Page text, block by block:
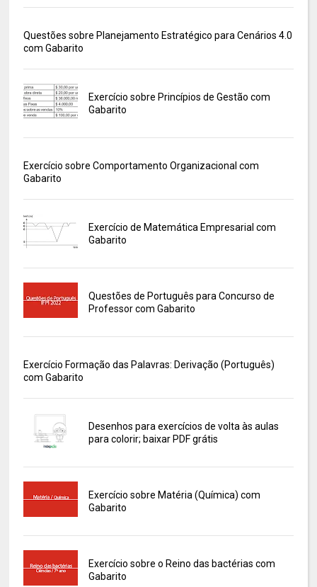
Questões sobre Planejamento Estratégico para Cenários 4.0
com Gabarito
Exercício sobre Princípios de Gestão com
Gabarito
Exercício sobre Comportamento Organizacional com
Gabarito
Exercício de Matemática Empresarial com
Gabarito
Questões de Português para Concurso de
Professor com Gabarito
Exercício Formação das Palavras: Derivação (Português)
com Gabarito
Desenhos para exercícios de volta às aulas
para colorir; baixar PDF grátis
Exercício sobre Matéria (Química) com
Gabarito
Exercício sobre o Reino das bactérias com
Gabarito